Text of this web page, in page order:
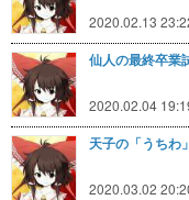
2020.02.13
仙人の最終卒業
2020.02.04
天子の「うちわ
2020.03.02